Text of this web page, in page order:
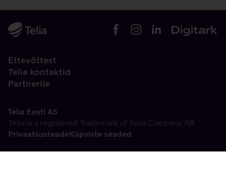
Ettevõttest
Telia kontaktid
Partnerile
Telia Eesti AS
Telia is a registered Trademark of Telia Company AB
PrivaatsusteadeKüpsiste seaded